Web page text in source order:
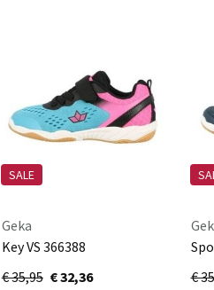
SALE
Geka
Key VS 366388
€ 35,95 € 32,36 €